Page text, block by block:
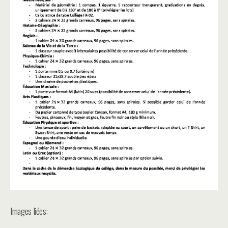
Images liées: